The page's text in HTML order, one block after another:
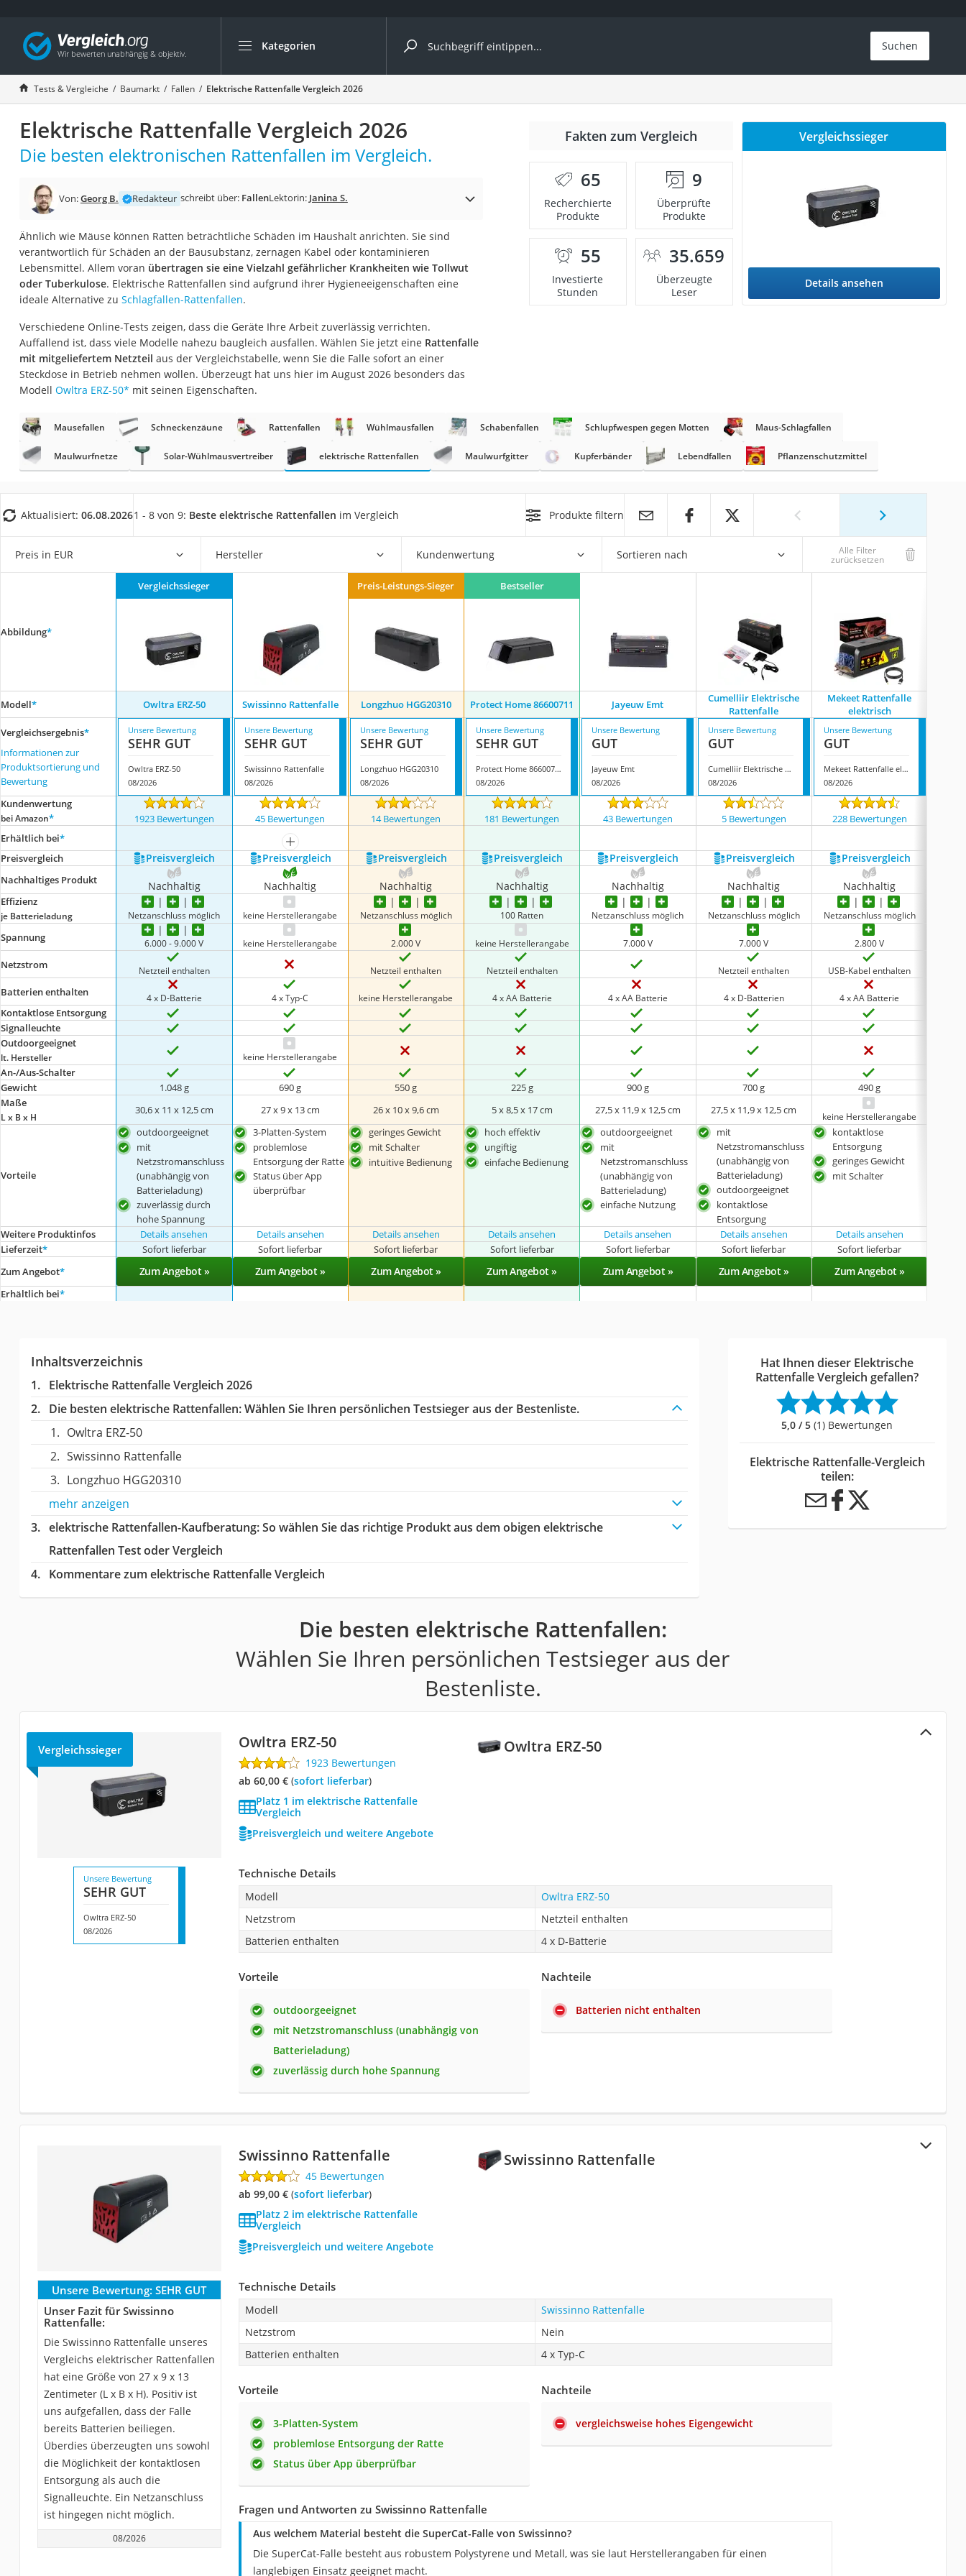
Kategorien
Die beliebtesten Vergleiche nach Kategorie
Baumarkt
Tresor feuerfest
Makita-Akku-Rasenmäher
Kappsäge
Akku-Rasentrimmer
Split-Klimaanlage 2 Innengeräte
Pelletofen
Bohrmaschine
Fliesenschneider
Hochdruckreiniger
Doppelschleifer
Benzinrasenmäher mit Elektrostart
Akku-Laubsauger
Löschdecke
Winterharte Palmen
Service
Suchen
Tests & Vergleiche Baumarkt Fallen Elektrische Rattenfalle Vergleich 2026
Elektrische Rattenfalle Vergleich 2026
Die besten elektronischen Rattenfallen im Vergleich.
Von:Georg B. Redakteur schreibt über: FallenLektorin: Janina S.
Ähnlich wie Mäuse können Ratten beträchtliche Schäden im Haushalt anrichten. Sie sind
verantwortlich für Schäden an der Bausubstanz, zernagen Kabel oder kontaminieren
Lebensmittel. Allem voran übertragen sie eine Vielzahl gefährlicher Krankheiten wie Tollwut
oder Tuberkulose. Elektrische Rattenfallen sind aufgrund ihrer Hygieneeigenschaften eine
ideale Alternative zu Schlagfallen-Rattenfallen.
Verschiedene Online-Tests zeigen, dass die Geräte Ihre Arbeit zuverlässig verrichten.
Auffallend ist, dass viele Modelle nahezu baugleich ausfallen. Wählen Sie jetzt eine Rattenfalle
mit mitgeliefertem Netzteil aus der Vergleichstabelle, wenn Sie die Falle sofort an einer
Steckdose in Betrieb nehmen wollen. Überzeugt hat uns hier im August 2026 besonders das
Modell Owltra ‎ERZ-50* mit seinen Eigenschaften.
Fakten zum Vergleich
65
Recherchierte
Produkte
9
Überprüfte
Produkte
55
Investierte
Stunden
35.659
Überzeugte
Leser
Vergleichssieger
Details ansehen
Mausefallen Schneckenzäune Rattenfallen Wühlmausfallen Schabenfallen Schlupfwespen gegen Motten Maus-Schlagfallen
Maulwurfnetze Solar-Wühlmausvertreiber elektrische Rattenfallen Maulwurfgitter Kupferbänder Lebendfallen Pflanzenschutzmittel
Aktualisiert: 06.08.20261 - 8 von 9: Beste elektrische Rattenfallen im Vergleich Produkte filtern
Preis in EUR Hersteller Kundenwertung Sortieren nach Alle Filter
zurücksetzen
Abbildung*
Vergleichssieger Preis-Leistungs-Sieger Bestseller
Modell* Owltra ‎ERZ-50 Swissinno Rattenfalle Longzhuo HGG20310 Protect Home 86600711 Jayeuw Emt
Cumelliir Elektrische
Rattenfalle
Mekeet Rattenfalle
elektrisch
Vergleichsergebnis*
Informationen zur
Produktsortierung und
Bewertung
Unsere Bewertung
SEHR GUT
Owltra ‎ERZ-50
08/2026
Unsere Bewertung
SEHR GUT
Swissinno Rattenfalle
08/2026
Unsere Bewertung
SEHR GUT
Longzhuo HGG20310
08/2026
Unsere Bewertung
SEHR GUT
Protect Home 86600711
08/2026
Unsere Bewertung
GUT
Jayeuw Emt
08/2026
Unsere Bewertung
GUT
Cumelliir Elektrische Rattenfalle
08/2026
Unsere Bewertung
GUT
Mekeet Rattenfalle elektrisch
08/2026
Kundenwertung
bei Amazon* 1923 Bewertungen 45 Bewertungen 14 Bewertungen 181 Bewertungen 43 Bewertungen 5 Bewertungen 228 Bewertungen
Erhältlich bei*
mehr anzeigen
Preis­vergleich
Preis­vergleich Preis­vergleich Preis­vergleich Preis­vergleich Preis­vergleich Preis­vergleich Preis­vergleich
Nachhaltiges Produkt Nachhaltig Nachhaltig Nachhaltig Nachhaltig Nachhaltig Nachhaltig Nachhaltig
Effizienz
je Batterieladung Netzanschluss möglich keine Herstellerangabe Netzanschluss möglich 100 Ratten Netzanschluss möglich Netzanschluss möglich Netzanschluss möglich
Spannung 6.000 - 9.000 V keine Herstellerangabe 2.000 V keine Herstellerangabe 7.000 V 7.000 V 2.800 V
Netzstrom Netzteil enthalten Netzteil enthalten Netzteil enthalten Netzteil enthalten USB-Kabel enthalten
Batterien enthalten 4 x D-Batterie 4 x Typ-C keine Herstellerangabe 4 x AA Batterie 4 x AA Batterie 4 x D-Batterien 4 x AA Batterie
Kontaktlose Entsorgung
Signalleuchte
Outdoorgeeignet
lt. Hersteller keine Herstellerangabe
An-/Aus-Schalter
Gewicht
1.048 g 690 g 550 g 225 g 900 g 700 g
490 g
Maße
L x B x H
30,6 x 11 x 12,5 cm ‎27 x 9 x 13 cm ‎26 x 10 x 9,6 cm 5 x 8,5 x 17 cm 27,5 x 11,9 x 12,5 cm 27,5 x 11,9 x 12,5 cm keine Herstellerangabe
Vorteile
outdoorgeeignet
mit
Netzstromanschluss
(unabhängig von
Batterieladung)
zuverlässig durch
hohe Spannung
3-Platten-System
problemlose
Entsorgung der Ratte
Status über App
überprüfbar
geringes Gewicht
mit Schalter
intuitive Bedienung
hoch effektiv
ungiftig
einfache Bedienung
outdoorgeeignet
mit
Netzstromanschluss
(unabhängig von
Batterieladung)
einfache Nutzung
mit
Netzstromanschluss
(unabhängig von
Batterieladung)
outdoorgeeignet
kontaktlose
Entsorgung
kontaktlose
Entsorgung
geringes Gewicht
mit Schalter
Weitere Produktinfos Details ansehen Details ansehen Details ansehen Details ansehen Details ansehen Details ansehen
Details ansehen
Lieferzeit* Sofort lieferbar Sofort lieferbar Sofort lieferbar Sofort lieferbar Sofort lieferbar Sofort lieferbar Sofort lieferbar
Zum Angebot* Zum Angebot » Zum Angebot » Zum Angebot » Zum Angebot » Zum Angebot » Zum Angebot » Zum Angebot »
Erhältlich bei*
Inhaltsverzeichnis
Elektrische Rattenfalle Vergleich 2026
Die besten elektrische Rattenfallen:Wählen Sie Ihren persönlichen Testsieger aus der Bestenliste.
Owltra ‎ERZ-50
Swissinno Rattenfalle
Longzhuo HGG20310
mehr anzeigen
elektrische Rattenfallen-Kaufberatung: So wählen Sie das richtige Produkt aus dem obigen elektrische
Rattenfallen Test oder Vergleich
Kommentare zum elektrische Rattenfalle Vergleich
Hat Ihnen dieser Elektrische
Rattenfalle Vergleich gefallen?
5,0 / 5 (1) Bewertungen
Elektrische Rattenfalle-Vergleich
teilen:
Die besten elektrische Rattenfallen:
Wählen Sie Ihren persönlichen Testsieger aus der
Bestenliste.
Owltra ‎ERZ-50
Vergleichssieger Owltra ‎ERZ-50
1923 Bewertungen
ab 60,00 €( Sofort lieferbar)
Platz 1 im elektrische Rattenfalle
Vergleich
Preisvergleich und weitere Angebote
Unsere Bewertung
SEHR GUT
Owltra ‎ERZ-50
08/2026
Technische Details
Modell
Owltra ‎ERZ-50
Netzstrom
Netzteil enthalten
Batterien enthalten
4 x D-Batterie
Vorteile
outdoorgeeignet
mit Netzstromanschluss (unabhängig von
Batterieladung)
zuverlässig durch hohe Spannung
Nachteile
Batterien nicht enthalten
Swissinno Rattenfalle
Swissinno Rattenfalle
45 Bewertungen
ab 99,00 €( Sofort lieferbar)
Platz 2 im elektrische Rattenfalle
Vergleich
Preisvergleich und weitere Angebote
Unsere Bewertung: SEHR GUT
Unser Fazit für Swissinno
Rattenfalle:
Die Swissinno Rattenfalle unseres
Vergleichs elektrischer Rattenfallen
hat eine Größe von 27 x 9 x 13
Zentimeter (L x B x H). Positiv ist
uns aufgefallen, dass der Falle
bereits Batterien beiliegen.
Überdies überzeugten uns sowohl
die Möglichkeit der kontaktlosen
Entsorgung als auch die
Signalleuchte. Ein Netzanschluss
ist hingegen nicht möglich.
08/2026
Technische Details
Modell
Swissinno Rattenfalle
Netzstrom
Nein
Batterien enthalten
4 x Typ-C
Vorteile
3-Platten-System
problemlose Entsorgung der Ratte
Status über App überprüfbar
Nachteile
vergleichsweise hohes Eigengewicht
Fragen und Antworten zu Swissinno Rattenfalle
Aus welchem Material besteht die SuperCat-Falle von Swissinno?
Die SuperCat-Falle besteht aus robustem Polystyrene und Metall, was sie laut Herstellerangaben für einen
langlebigen Einsatz geeignet macht.